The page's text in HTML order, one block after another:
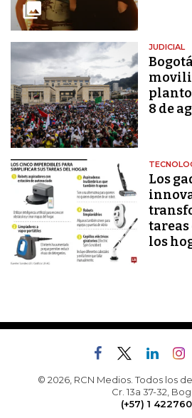
JUDICIAL
8 de
Los
los
© 2026, RCN Medios. Todos los
Cr. 13a 37-32,
(+57) 1